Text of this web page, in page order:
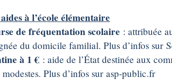
à l’école élémentaire
de fréquentation scolaire : attribuée
du domicile familial. Plus d’infos sur
à 1 € : aide de l’État destinée aux
Plus d’infos sur asp-public.fr